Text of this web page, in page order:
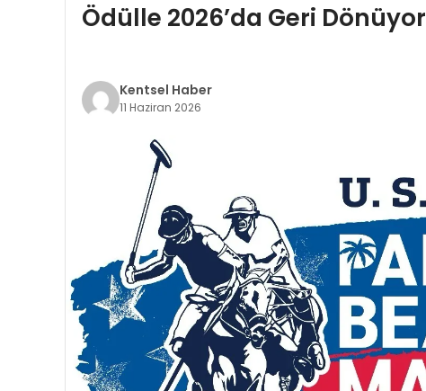
Ödülle 2026’da Geri Dönüyor
Kentsel Haber
11 Haziran 2026